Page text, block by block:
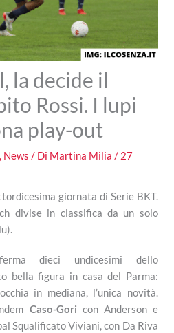
la decide il
Rossi. I lupi
play-out
, News / Di Martina Milia/ 27
giornata di Serie BKT.
divise in classifica da un solo
dieci undicesimi dello
bella figura in casa del Parma:
in mediana, l’unica novità.
Caso-Gori con Anderson e
Squalificato Viviani, con Da Riva